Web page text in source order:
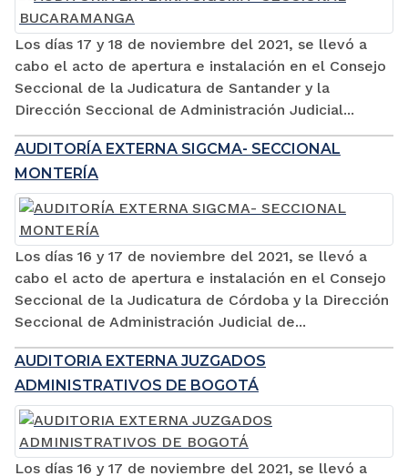
Los días 17 y 18 de noviembre del 2021, se llevó a
cabo el acto de apertura e instalación en el Consejo
Seccional de la Judicatura de Santander y la
Dirección Seccional de Administración Judicial...
AUDITORÍA EXTERNA SIGCMA- SECCIONAL
MONTERÍA
Los días 16 y 17 de noviembre del 2021, se llevó a
cabo el acto de apertura e instalación en el Consejo
Seccional de la Judicatura de Córdoba y la Dirección
Seccional de Administración Judicial de...
AUDITORIA EXTERNA JUZGADOS
ADMINISTRATIVOS DE BOGOTÁ
Los días 16 y 17 de noviembre del 2021, se llevó a